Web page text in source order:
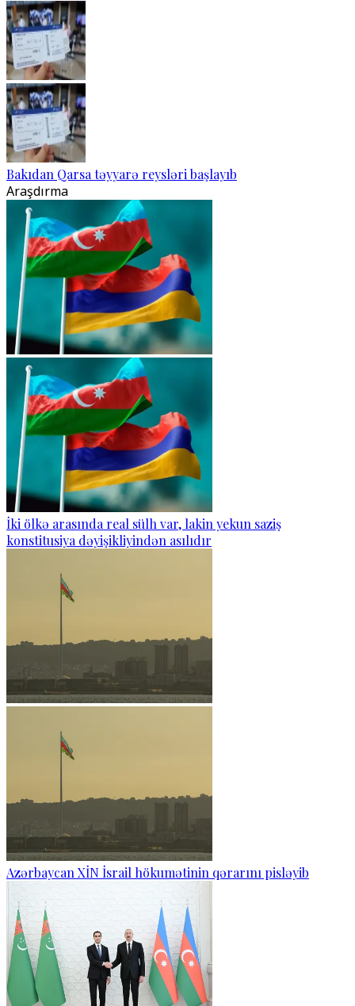
Bakıdan Qarsa təyyarə reysləri başlayıb
Araşdırma
İki ölkə arasında real sülh var, lakin yekun saziş
konstitusiya dəyişikliyindən asılıdır
Azərbaycan XİN İsrail hökumətinin qərarını pisləyib